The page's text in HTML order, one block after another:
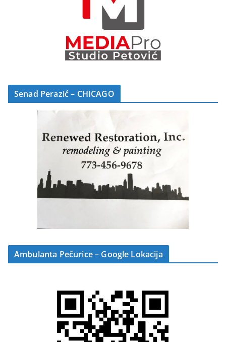
Senad Perazić – CHICAGO
Ambulanta Pečurice – Google Lokacija